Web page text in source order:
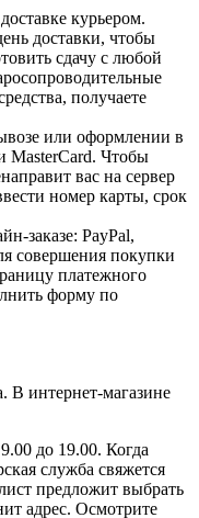
курьером.
доставки, чтобы
сдачу с любой
получаете
или оформлении в
MasterCard. Чтобы
вас на сервер
номер карты, срок
заказе: PayPal,
совершения покупки
платежного
форму по
В интернет-магазине
до 19.00. Когда
служба свяжется
предложит выбрать
адрес. Осмотрите